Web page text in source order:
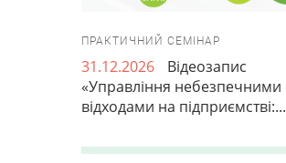
ПРАКТИЧНИЙ СЕМІНАР
31.12.2026
Відеозапис
«Управління небезпечними
відходами на підприємстві:...